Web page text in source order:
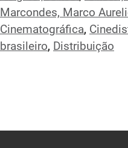
Marcondes, Marco
Cinematográfica,
brasileiro, Distribuição